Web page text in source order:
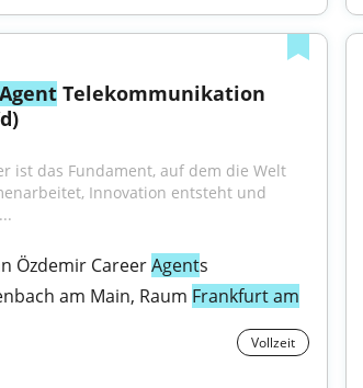
Agent Telekommunikation
ist das Fundament, auf dem die Welt
Innovation entsteht und
Özdemir Career Agents
am Main, Raum Frankfurt am
Vollzeit